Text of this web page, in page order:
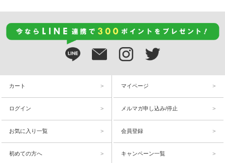
カート マイページ
ログイン メルマガ申し込み/停止
お気に入り一覧 会員登録
初めての方へ キャンペーン一覧